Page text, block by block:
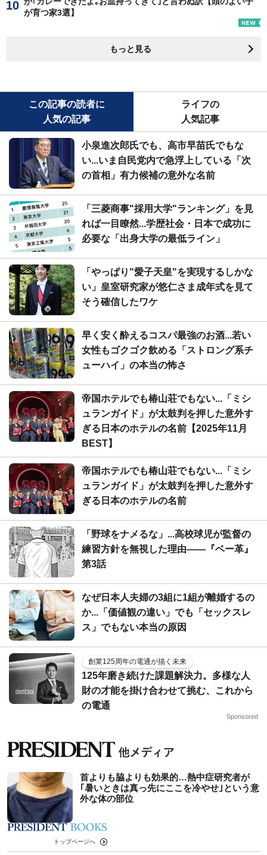
が育つ家3選】
もっと見る
この記事の読者に
人気の記事
ライフの
人気記事
小泉進次郎氏でも、高市早苗氏でもな
い...いま自民党内で急浮上している「次
の首相」有力候補の意外な名前
「三菱商事"採用大学"ランキング」を見
れば一目瞭然...学歴社会・日本で成功に
必要な「出身大学の最低ライン」
「やっぱり"愛子天皇"を実現するしかな
い」皇室研究家が悠仁さま成年式を見て
そう確信したワケ
早く安く酔えるコスパ最強のお酒...若い
女性もゴクゴク飲める「ストロング系チ
ューハイ」の本当の怖さ
帝国ホテルでも椿山荘でもない...「ミシ
ュランガイド」が太鼓判を押した意外す
ぎる日本のホテルの名前【2025年11月
BEST】
帝国ホテルでも椿山荘でもない...「ミシ
ュランガイド」が太鼓判を押した意外す
ぎる日本のホテルの名前
「野球をナメるな」...高校球児が監督の
練習方針を無視した理由――『ベー革』
第3話
なぜ日本人夫婦の3組に1組が離婚するの
か...「価値観の違い」でも「セックスレ
ス」でもない本当の原因
創業125周年の電通が描く未来
125年磨き続けた課題解決力。多様な人
財の才能を掛け合わせて挑む、これから
の電通
Sponsored
首よりも脇よりも効果的…熱中症研究者が
｢暑いときは真っ先にここを冷やせ｣という意
外な体の部位
トップページへ